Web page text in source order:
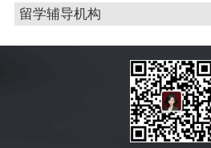
留学辅导机构